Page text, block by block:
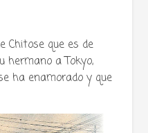
Chitose que es de
hermano a Tokyo,
ha enamorado y que